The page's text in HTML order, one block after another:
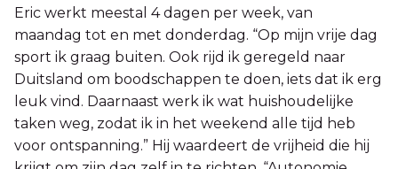
Eric werkt meestal 4 dagen per week, van
maandag tot en met donderdag. “Op mijn vrije dag
sport ik graag buiten. Ook rijd ik geregeld naar
Duitsland om boodschappen te doen, iets dat ik erg
leuk vind. Daarnaast werk ik wat huishoudelijke
taken weg, zodat ik in het weekend alle tijd heb
voor ontspanning.” Hij waardeert de vrijheid die hij